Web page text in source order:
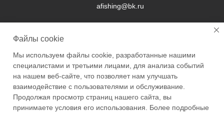
afishing@bk.ru
2026 © Academyfishing - продажа товаров для рыбалки по
Москве и России
Файлы cookie
Мы используем файлы cookie, разработанные нашими
специалистами и третьими лицами, для анализа событий
на нашем веб-сайте, что позволяет нам улучшать
взаимодействие с пользователями и обслуживание.
Продолжая просмотр страниц нашего сайта, вы
принимаете условия его использования. Более подробные